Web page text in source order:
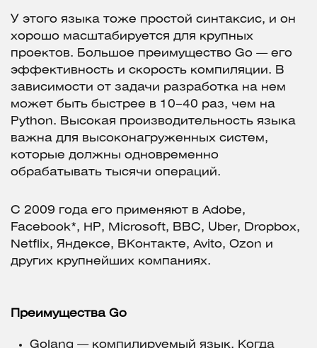
У этого языка тоже простой синтаксис, и он
хорошо масштабируется для крупных
проектов. Большое преимущество Go — его
эффективность и скорость компиляции. В
зависимости от задачи разработка на нем
может быть быстрее в 10–40 раз, чем на
Python. Высокая производительность языка
важна для высоконагруженных систем,
которые должны одновременно
обрабатывать тысячи операций.
С 2009 года его применяют в Adobe,
Facebook*, HP, Microsoft, BBC, Uber, Dropbox,
Netflix, Яндексе, ВКонтакте, Avito, Ozon и
других крупнейших компаниях.
Преимущества Go
Golang — компилируемый язык. Когда